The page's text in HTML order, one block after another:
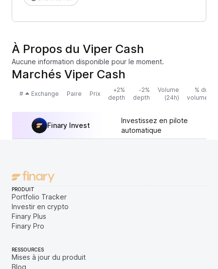
À Propos du Viper Cash
Aucune information disponible pour le moment.
Marchés Viper Cash
# Exchange Paire Prix
+2%
depth
-2%
depth
Volume
(24h)
% du
volume
Finary Invest
Investissez en pilote
automatique
PRODUIT
Portfolio Tracker
Investir en crypto
Finary Plus
Finary Pro
RESSOURCES
Mises à jour du produit
Blog